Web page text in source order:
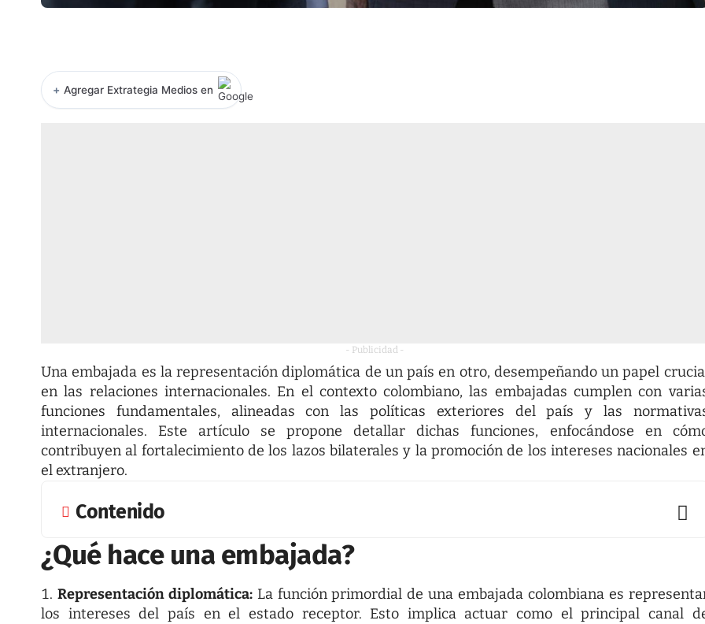
+ Agregar Extrategia Medios en
- Publicidad -
Una embajada es la representación diplomática de un país en otro, desempeñando un papel
en las relaciones internacionales. En el contexto colombiano, las embajadas cumplen con
funciones fundamentales, alineadas con las políticas exteriores del país y las
internacionales. Este artículo se propone detallar dichas funciones, enfocándose en
contribuyen al fortalecimiento de los lazos bilaterales y la promoción de los intereses nacionales
el extranjero.
Contenido
¿Qué hace una embajada?
Representación diplomática:La función primordial de una embajada colombiana es
los intereses del país en el estado receptor. Esto implica actuar como el principal canal